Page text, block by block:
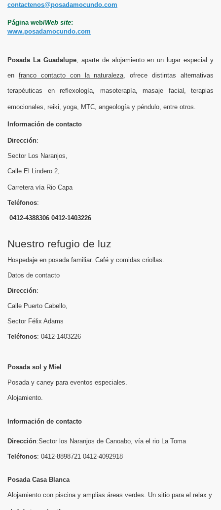
contactenos@posadamocundo.com
Página web/Web site:
www.posadamocundo.com
Posada La Guadalupe, aparte de alojamiento en un lugar especial y
en franco contacto con la naturaleza, ofrece distintas alternativas
terapéuticas en reflexología, masoterapía, masaje facial, terapias
emocionales, reiki, yoga, MTC, angeología y péndulo, entre otros.
Información de contacto
Dirección:
Sector Los Naranjos,
Calle El Lindero 2,
Carretera vía Rio Capa
Teléfonos:
0412-4388306 0412-1403226
Nuestro refugio de luz
Hospedaje en posada familiar. Café y comidas criollas.
Datos de contacto
Dirección:
Calle Puerto Cabello,
Sector Félix Adams
Teléfonos: 0412-1403226
Posada sol y Miel
Posada y caney para eventos especiales.
Alojamiento.
Información de contacto
Dirección:Sector los Naranjos de Canoabo, vía el rio La Toma
Teléfonos: 0412-8898721 0412-4092918
Posada Casa Blanca
Alojamiento con piscina y amplias áreas verdes. Un sitio para el relax y